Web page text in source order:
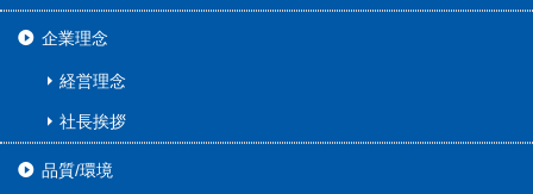
企業理念
経営理念
社長挨拶
品質/環境